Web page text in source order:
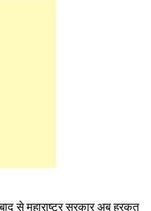
से महाराष्ट्र सरकार अब हरकत